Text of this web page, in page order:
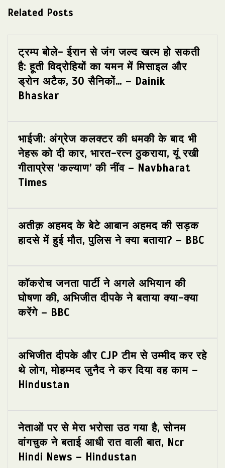
Related Posts
ट्रम्प बोले- ईरान से जंग जल्द खत्म हो सकती
है: हूती विद्रोहियों का यमन में मिसाइल और
ड्रोन अटैक, 30 सैनिकों… – Dainik
Bhaskar
भाईजी: अंग्रेज कलक्टर की धमकी के बाद भी
नेहरू को दी कार, भारत-रत्न ठुकराया, यूं रखी
गीताप्रेस ‘कल्याण’ की नींव – Navbharat
Times
अतीक़ अहमद के बेटे आबान अहमद की सड़क
हादसे में हुई मौत, पुलिस ने क्या बताया? – BBC
कॉकरोच जनता पार्टी ने अगले अभियान की
घोषणा की, अभिजीत दीपके ने बताया क्या-क्या
करेंगे – BBC
अभिजीत दीपके और CJP टीम से उम्मीद कर रहे
थे लोग, मोहम्मद जुनैद ने कर दिया वह काम –
Hindustan
नेताओं पर से मेरा भरोसा उठ गया है, सोनम
वांगचुक ने बताई आधी रात वाली बात, Ncr
Hindi News – Hindustan